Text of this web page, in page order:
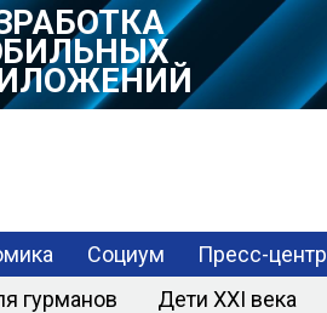
Социум Пресс-центр
гурманов Дети XXI века